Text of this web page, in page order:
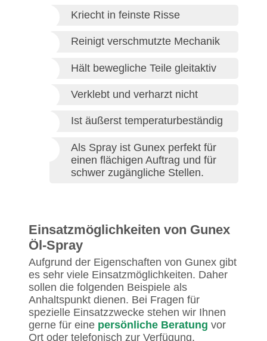
Kriecht in feinste Risse
Reinigt verschmutzte Mechanik
Hält bewegliche Teile gleitaktiv
Verklebt und verharzt nicht
Ist äußerst temperaturbeständig
Als Spray ist Gunex perfekt für
einen flächigen Auftrag und für
schwer zugängliche Stellen.
Einsatzmöglichkeiten von Gunex
Öl-Spray
Aufgrund der Eigenschaften von Gunex gibt
es sehr viele Einsatzmöglichkeiten. Daher
sollen die folgenden Beispiele als
Anhaltspunkt dienen. Bei Fragen für
spezielle Einsatzzwecke stehen wir Ihnen
gerne für eine persönliche Beratung vor
Ort oder telefonisch zur Verfügung.